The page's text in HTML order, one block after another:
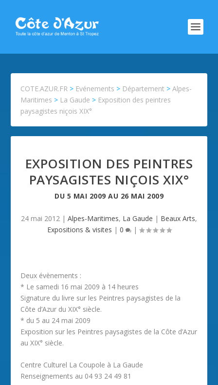
COTE.AZUR.FR > Evénements > Département >Alpes-
Maritimes > La Gaude > Exposition des peintres
paysagistes niçois XIX°
EXPOSITION DES PEINTRES
PAYSAGISTES NIÇOIS XIX°
DU 5 MAI 2009 AU 26 MAI 2009
24 mai 2012 | Alpes-Maritimes, La Gaude | Beaux Arts,
Expositions & visites | 0 |
Deux évènements :
* Le samedi 16 mai 2009 à 14 heures
Signature du livre sur les Peintres paysagistes de la
Côte d’Azur du XIX° siècle.
* du 5 au 24 mai 2009
Exposition sur les Peintres paysagistes de la Côte d’Azur
au XIX° siècle.
Centre Culturel La Coupole à La Gaude
Renseignements au 04 93 24 49 81